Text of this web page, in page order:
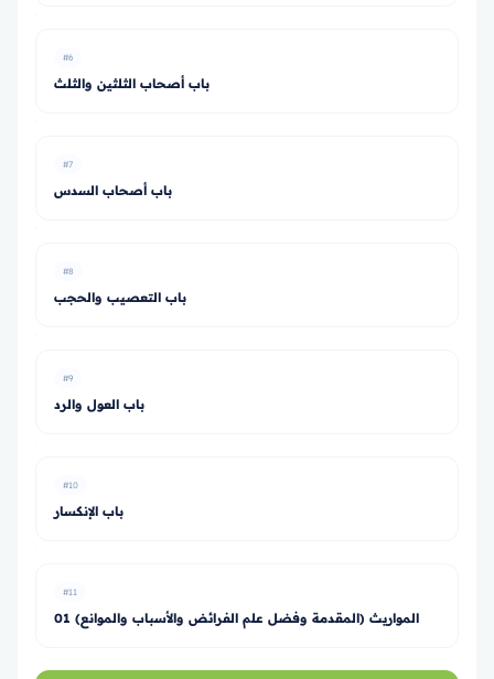
#6
باب أصحاب الثلثين والثلث
#7
باب أصحاب السدس
#8
باب التعصيب والحجب
#9
باب العول والرد
#10
باب الإنكسار
#11
01 المواريث (المقدمة وفضل علم الفرائض والأسباب والموانع)